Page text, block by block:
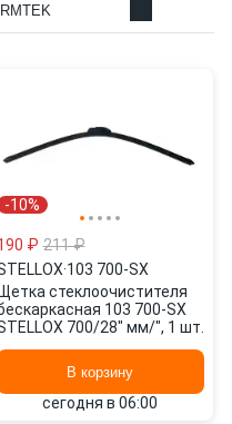
-10%
₽ 211 ₽
·103 700-SX
Щетка стеклоочистителя
103 700-SX
700/28" мм/", 1 шт.
В корзину
сегодня в 06:00